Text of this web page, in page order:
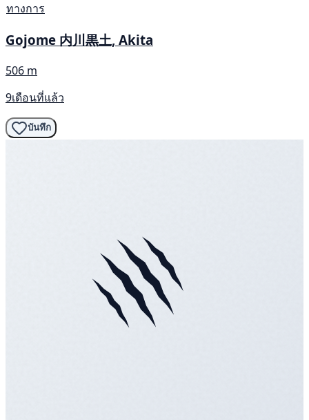
ทางการ
Gojome 内川黒土, Akita
506 m
9เดือนที่แล้ว
บันทึก